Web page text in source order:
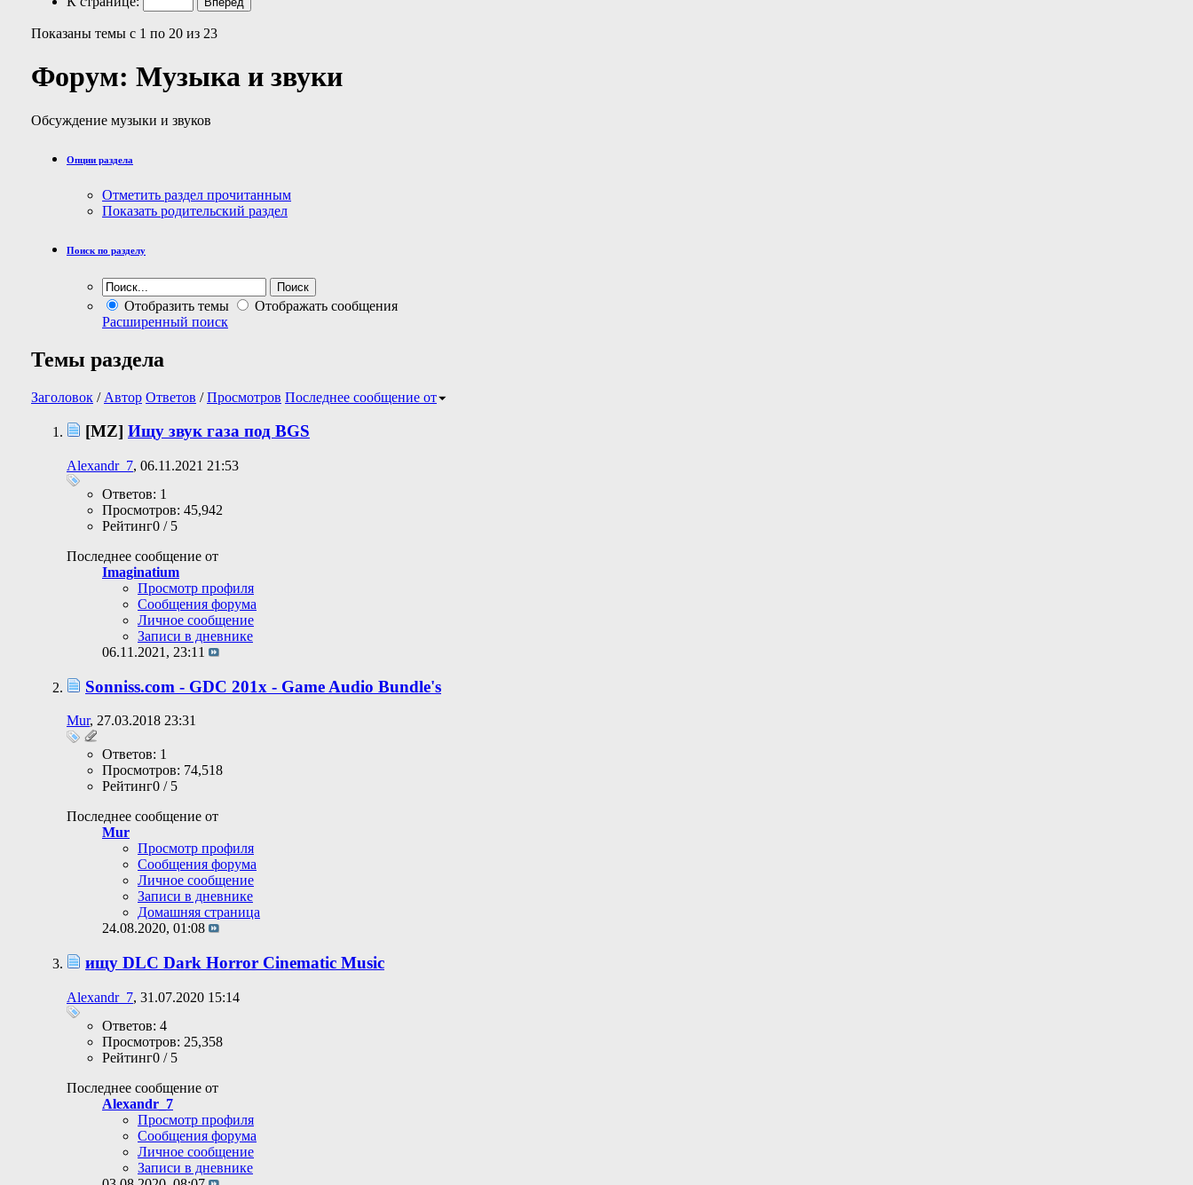
Показаны темы с 1 по 20 из 23
Форум: Музыка и звуки
Обсуждение музыки и звуков
Опции раздела
Отметить раздел прочитанным
Показать родительский раздел
Поиск по разделу
Отобразить темы
Отображать сообщения
Расширенный поиск
Темы раздела
Заголовок / Автор Ответов /Просмотров Последнее сообщение от
[MZ] Ищу звук газа под BGS
Alexandr_7, 06.11.2021 21:53
Ответов: 1
Просмотров: 45,942
Рейтинг0 / 5
Последнее сообщение от
Imaginatium
Просмотр профиля
Сообщения форума
Личное сообщение
Записи в дневнике
06.11.2021, 23:11
Sonniss.com - GDC 201x - Game Audio Bundle's
Mur, 27.03.2018 23:31
Ответов: 1
Просмотров: 74,518
Рейтинг0 / 5
Последнее сообщение от
Mur
Просмотр профиля
Сообщения форума
Личное сообщение
Записи в дневнике
Домашняя страница
24.08.2020, 01:08
ищу DLC Dark Horror Cinematic Music
Alexandr_7, 31.07.2020 15:14
Ответов: 4
Просмотров: 25,358
Рейтинг0 / 5
Последнее сообщение от
Alexandr_7
Просмотр профиля
Сообщения форума
Личное сообщение
Записи в дневнике